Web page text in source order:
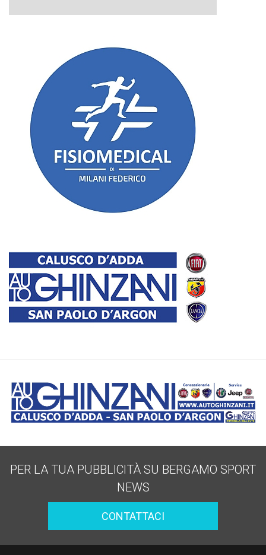
PER LA TUA PUBBLICITÀ SU BERGAMO SPORT
NEWS
CONTATTACI